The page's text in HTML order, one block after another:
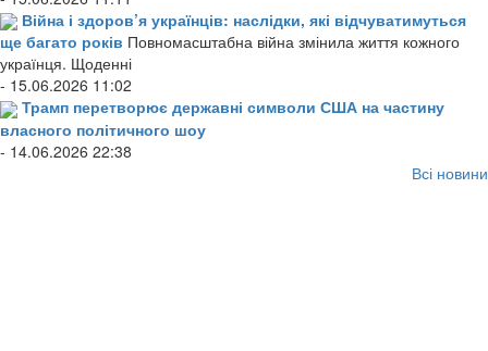
Війна і здоров’я українців: наслідки, які відчуватимуться
ще багато років Повномасштабна війна змінила життя кожного
українця. Щоденні
- 15.06.2026 11:02
Трамп перетворює державні символи США на частину
власного політичного шоу
- 14.06.2026 22:38
Всі новини